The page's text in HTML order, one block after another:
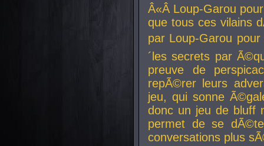
Â«Â Loup-Garou
que tous ces vilains
par Loup-Garou
´les secrets par
preuve de
repÃ©rer leurs
jeu, qui sonne
donc un jeu de bluff
permet de se
conversations plus